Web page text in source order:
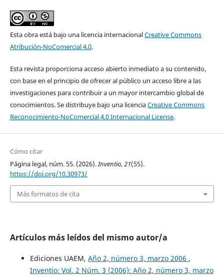
Esta obra está bajo una licencia internacionalCreative Commons
Atribución-NoComercial 4.0.
Esta revista proporciona acceso abierto inmediato a su contenido,
con base en el principio de ofrecer al público un acceso libre a las
investigaciones para contribuir a un mayor intercambio global de
conocimientos. Se distribuye bajo una licenciaCreative Commons
Reconocimiento-NoComercial 4.0 Internacional License.
Cómo citar
Página legal, núm. 55. (2026). Inventio,21(55).
https://doi.org/10.30973/
Más formatos de cita
Artículos más leídos del mismo autor/a
Ediciones UAEM, Año 2, número 3, marzo 2006 ,
Inventio: Vol. 2 Núm. 3 (2006): Año 2, número 3, marzo